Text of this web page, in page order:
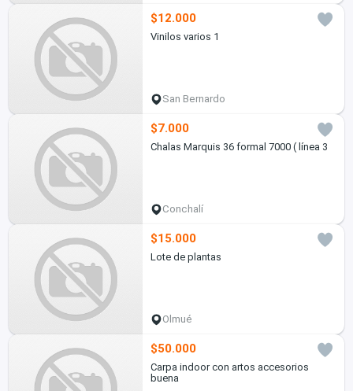
$12.000
Vinilos varios 1
San Bernardo
$7.000
Chalas Marquis 36 formal 7000 ( línea 3
Conchalí
$15.000
Lote de plantas
Olmué
$50.000
Carpa indoor con artos accesorios
buena